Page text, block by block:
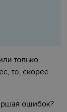
только
то, скорее
ошибок?